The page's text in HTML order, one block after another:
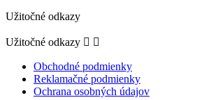
Užitočné odkazy
Užitočné odkazy  
Obchodné podmienky
Reklamačné podmienky
Ochrana osobných údajov